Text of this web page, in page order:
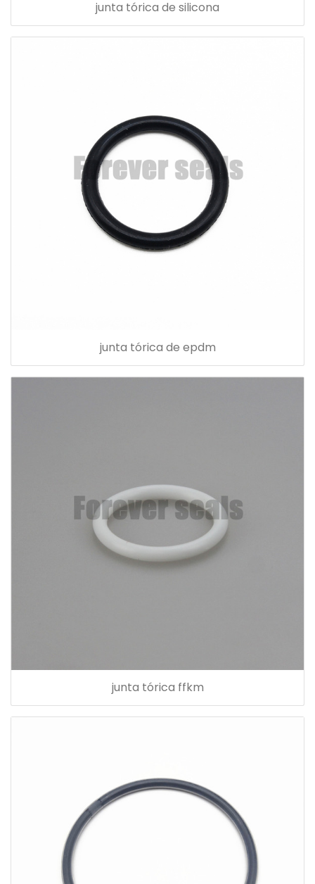
junta tórica de silicona
junta tórica de epdm
junta tórica ffkm